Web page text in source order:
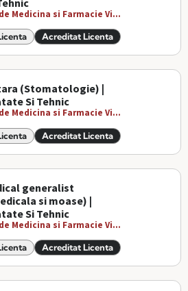
Medicina si Farmacie Vi...
Acreditat Licenta
(Stomatologie) |
Si Tehnic
Medicina si Farmacie Vi...
Acreditat Licenta
generalist
si moase) |
Si Tehnic
Medicina si Farmacie Vi...
Acreditat Licenta